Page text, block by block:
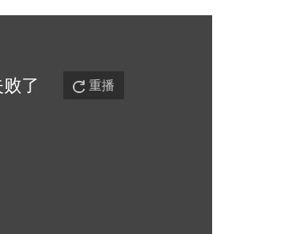
败了 重播